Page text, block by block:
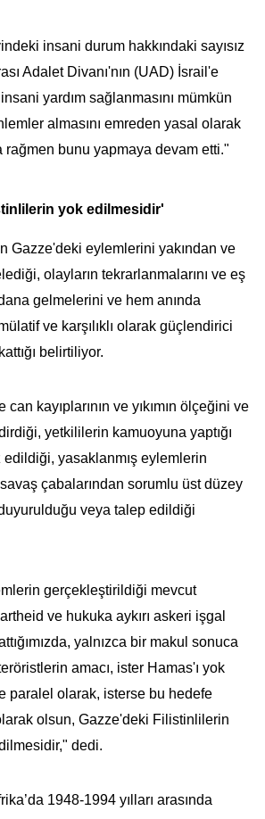
insani durum hakkındaki sayısız
Adalet Divanı'nın (UAD) İsrail'e
yardım sağlanmasını mümkün
almasını emreden yasal olarak
rağmen bunu yapmaya devam etti."
yok edilmesidir'
Gazze'deki eylemlerini yakından ve
olayların tekrarlanmalarını ve eş
gelmelerini ve hem anında
ve karşılıklı olarak güçlendirici
belirtiliyor.
kayıplarının ve yıkımın ölçeğini ve
yetkililerin kamuoyuna yaptığı
edildiği, yasaklanmış eylemlerin
çabalarından sorumlu üst düzey
veya talep edildiği
gerçekleştirildiği mevcut
ve hukuka aykırı askeri işgal
yalnızca bir makul sonuca
amacı, ister Hamas'ı yok
paralel olarak, isterse bu hedefe
olsun, Gazze'deki Filistinlilerin
dedi.
1948-1994 yılları arasında